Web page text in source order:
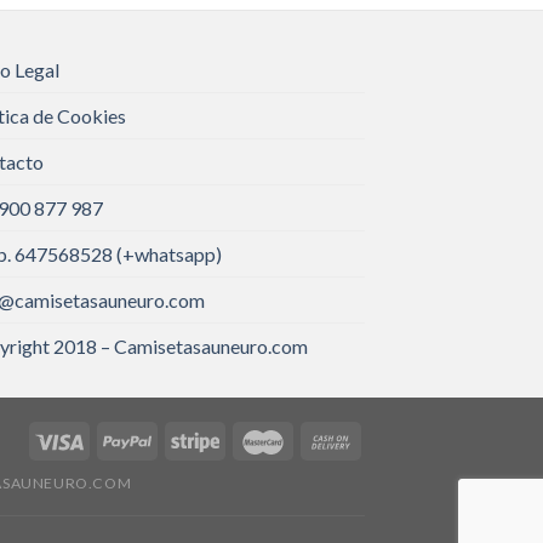
Legal
de Cookies
877 987
647568528 (+whatsapp)
2018 – Camisetasauneuro.com